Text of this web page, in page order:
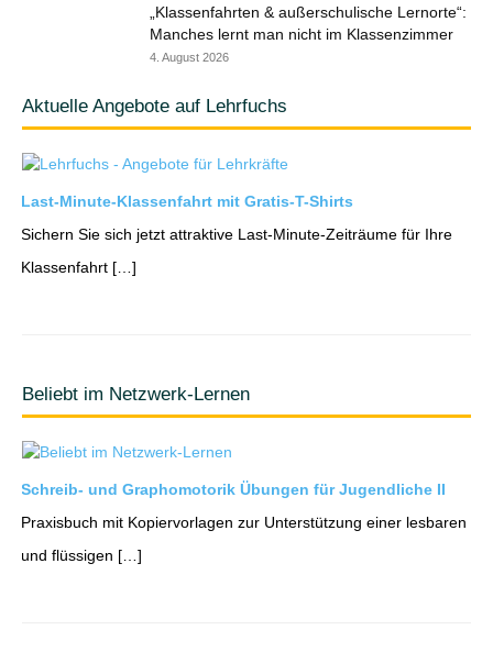
„Klassenfahrten & außerschulische Lernorte“:
Manches lernt man nicht im Klassenzimmer
4. August 2026
Aktuelle Angebote auf Lehrfuchs
Last-Minute-Klassenfahrt mit Gratis-T-Shirts
Sichern Sie sich jetzt attraktive Last-Minute-Zeiträume für Ihre
Klassenfahrt […]
Beliebt im Netzwerk-Lernen
Schreib- und Graphomotorik Übungen für Jugendliche II
Praxisbuch mit Kopiervorlagen zur Unterstützung einer lesbaren
und flüssigen […]